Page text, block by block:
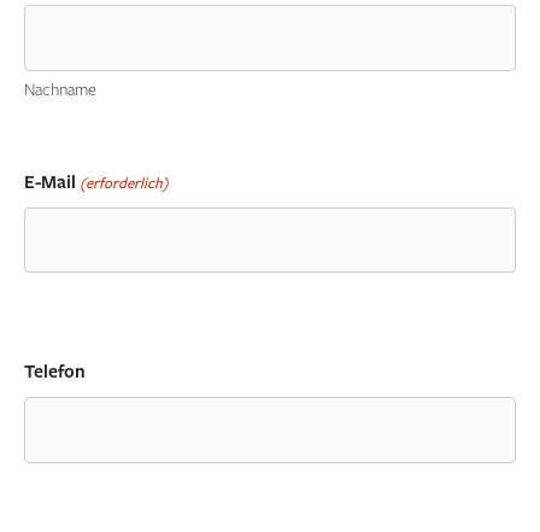
Nachname
E-Mail (erforderlich)
Telefon